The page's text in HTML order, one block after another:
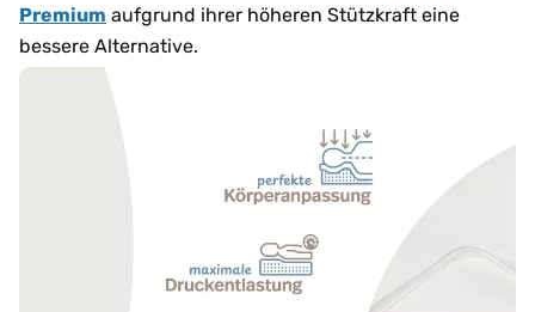
Premium aufgrund ihrer höheren Stützkraft eine
bessere Alternative.